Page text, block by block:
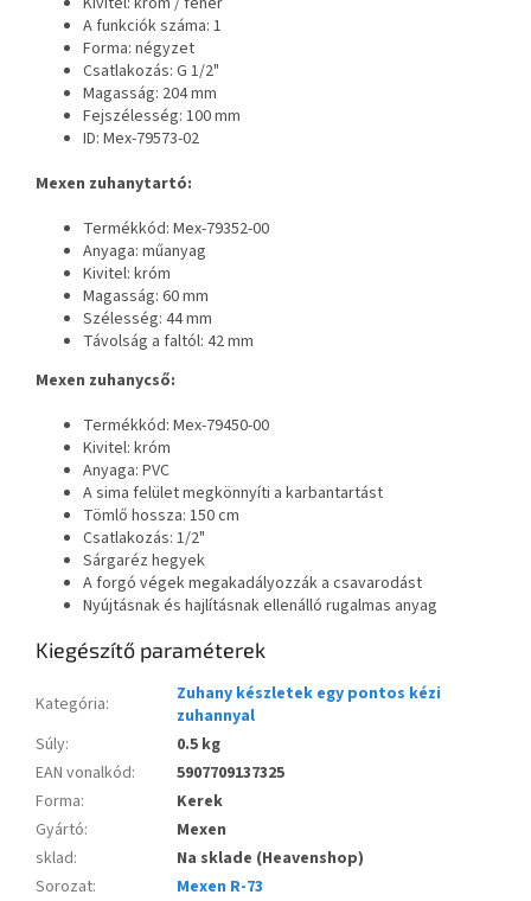
A funkciók száma: 1
Forma: négyzet
Csatlakozás: G 1/2"
Magasság: 204 mm
Fejszélesség: 100 mm
ID: Mex-79573-02
Mexen zuhanytartó:
Termékkód: Mex-79352-00
Anyaga: műanyag
Kivitel: króm
Magasság: 60 mm
Szélesség: 44 mm
Távolság a faltól: 42 mm
Mexen zuhanycső:
Termékkód: Mex-79450-00
Kivitel: króm
Anyaga: PVC
A sima felület megkönnyíti a karbantartást
Tömlő hossza: 150 cm
Csatlakozás: 1/2"
Sárgaréz hegyek
A forgó végek megakadályozzák a csavarodást
Nyújtásnak és hajlításnak ellenálló rugalmas anyag
Kiegészítő paraméterek
Kategória:
Zuhany készletek egy pontos kézi
zuhannyal
Súly:
0.5 kg
EAN vonalkód:
5907709137325
Forma:
Kerek
Gyártó:
Mexen
sklad:
Na sklade (Heavenshop)
Sorozat:
Mexen R-73